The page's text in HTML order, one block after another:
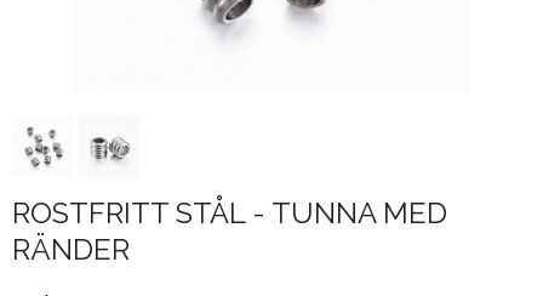
ROSTFRITT STÅL - TUNNA MED
RÄNDER